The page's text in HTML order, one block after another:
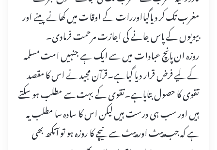
مغرب تک کر دیاگیااوررات کے اوقات میں کھانے پینے اور
بیویوں کے پاس جانے کی اجازت مرحمت فرمادی۔
روزہ ان پانچ عبادات میں سے ایک ہے جنہیں امت مسلمہ
کے لیے فرض قرار دیا گیاہے۔قرآن مجید نے اس کا مقصد
تقوی کا حصول بتایاہے۔تقوی کے بہت سے مطلب ہو سکتے
ہیں اور سب ہی درست ہیں لیکن اس کا سادہ سا مطلب یہ
ہے کہ جب پیٹ اور پیٹ سے نیچے کا روزہ ہو تو آنکھ بھی